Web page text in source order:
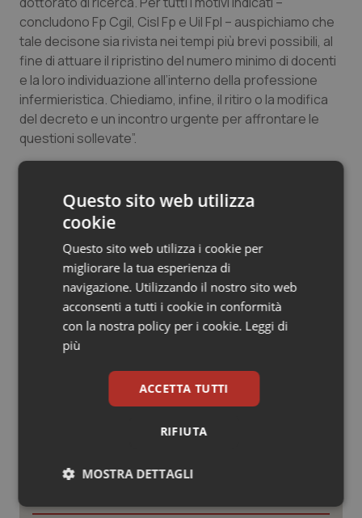
Salute orale & impianti
Sangue & coagulazione
Tiroide
Tumore al seno
Tumori del Polmone & Testa Collo
Tumori gastrointestinali
Ulcera & Reflusso
Vaccini
concludono Fp Cgil, Cisl Fp e Uil Fpl – auspichiamo che
tale decisone sia rivista nei tempi più brevi possibili, al
fine di attuare il ripristino del numero minimo di docenti
e la loro individuazione all’interno della professione
infermieristica. Chiediamo, infine, il ritiro o la modifica
del decreto e un incontro urgente per affrontare le
questioni sollevate”.
Ugl Sanità: “No alla riduzione dei docenti
infermieri”
Nursind: “Inaccettabili requisiti lauree
infermieri, Manfredi ritiri decreto”
19 Maggio 2020
© Riproduzione riservata
Lavoro e Professioni
Questo sito web utilizza
cookie
Questo sito web utilizza i cookie per
migliorare la tua esperienza di
navigazione. Utilizzando il nostro sito web
acconsenti a tutti i cookie in conformità
con la nostra policy per i cookie. Leggi di
più
ACCETTA TUTTI
RIFIUTA
MOSTRA DETTAGLI
Necessari Statistici Marketing